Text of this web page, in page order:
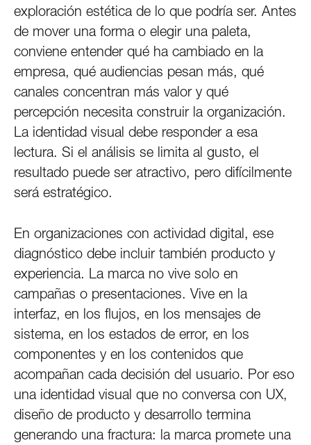
exploración estética de lo que podría ser. Antes
de mover una forma o elegir una paleta,
conviene entender qué ha cambiado en la
empresa, qué audiencias pesan más, qué
canales concentran más valor y qué
percepción necesita construir la organización.
La identidad visual debe responder a esa
lectura. Si el análisis se limita al gusto, el
resultado puede ser atractivo, pero difícilmente
será estratégico.
En organizaciones con actividad digital, ese
diagnóstico debe incluir también producto y
experiencia. La marca no vive solo en
campañas o presentaciones. Vive en la
interfaz, en los flujos, en los mensajes de
sistema, en los estados de error, en los
componentes y en los contenidos que
acompañan cada decisión del usuario. Por eso
una identidad visual que no conversa con UX,
diseño de producto y desarrollo termina
generando una fractura: la marca promete una